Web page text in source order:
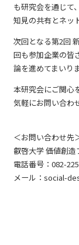
も研究会を通じて
知見の共有とネッ
次回となる第2回
回も参加企業の皆
論を進めてまいりま
本研究会にご関心
気軽にお問い合わ
＜お問い合わせ先
叡啓大学 価値創
電話番号：082-
メール：social-